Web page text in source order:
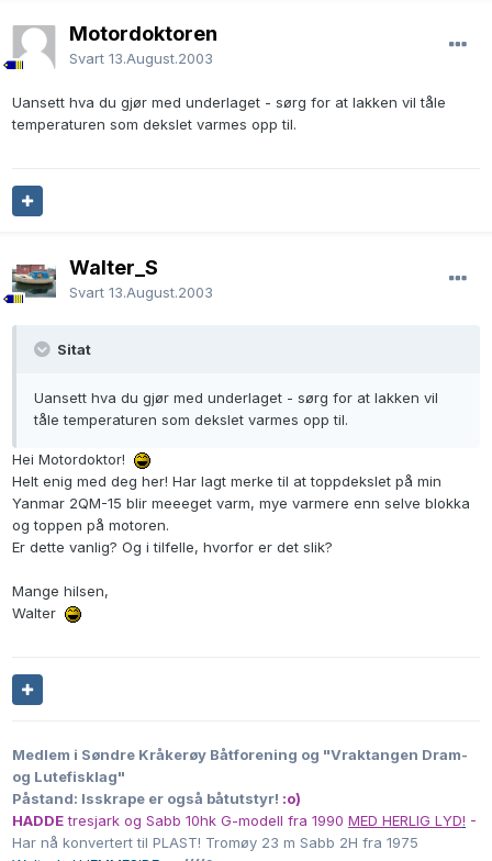
Motordoktoren
Svart 13.August.2003
Uansett hva du gjør med underlaget - sørg for at lakken vil tåle
temperaturen som dekslet varmes opp til.
Walter_S
Svart 13.August.2003
Sitat
Uansett hva du gjør med underlaget - sørg for at lakken vil
tåle temperaturen som dekslet varmes opp til.
Hei Motordoktor!
Helt enig med deg her! Har lagt merke til at toppdekslet på min
Yanmar 2QM-15 blir meeeget varm, mye varmere enn selve blokka
og toppen på motoren.
Er dette vanlig? Og i tilfelle, hvorfor er det slik?
Mange hilsen,
Walter
Medlem i Søndre Kråkerøy Båtforening og "Vraktangen Dram-
og Lutefisklag"
Påstand: Isskrape er også båtutstyr! :o)
HADDEtresjark og Sabb 10hk G-modell fra 1990 MED HERLIG LYD! -
Har nå konvertert til PLAST! Tromøy 23 m Sabb 2H fra 1975